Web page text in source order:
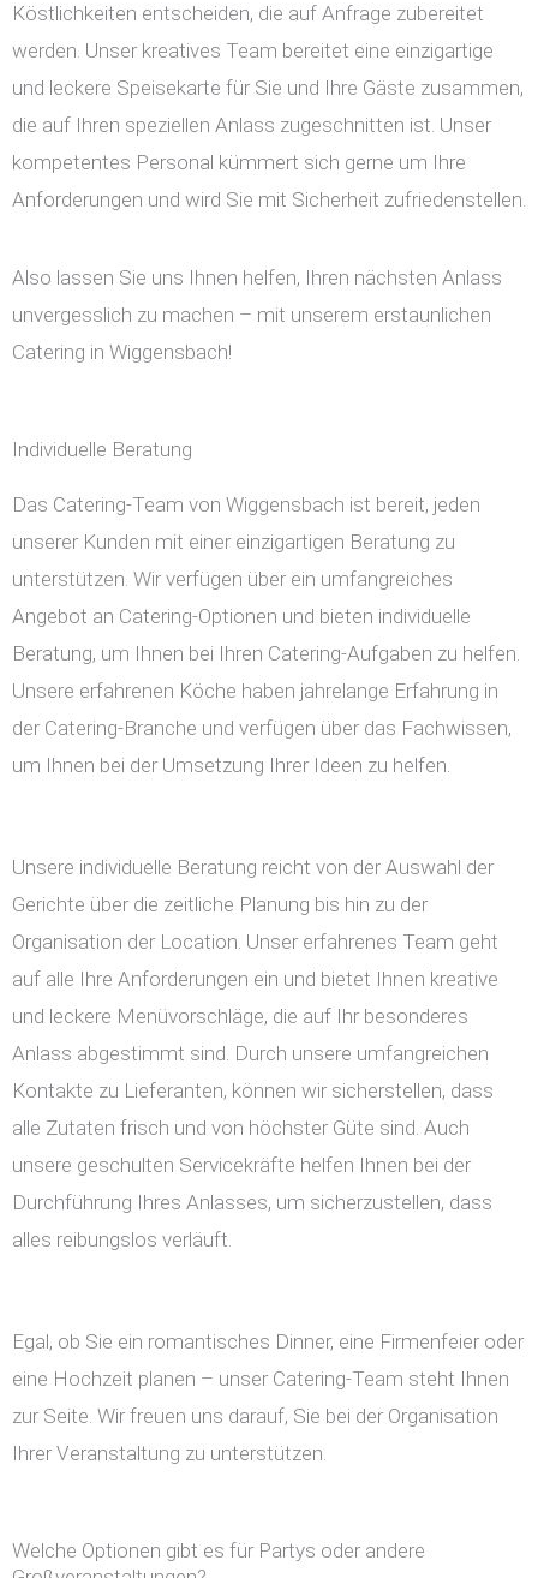
Köstlichkeiten entscheiden, die auf Anfrage zubereitet
werden. Unser kreatives Team bereitet eine einzigartige
und leckere Speisekarte für Sie und Ihre Gäste zusammen,
die auf Ihren speziellen Anlass zugeschnitten ist. Unser
kompetentes Personal kümmert sich gerne um Ihre
Anforderungen und wird Sie mit Sicherheit zufriedenstellen.
Also lassen Sie uns Ihnen helfen, Ihren nächsten Anlass
unvergesslich zu machen – mit unserem erstaunlichen
Catering in Wiggensbach!
Individuelle Beratung
Das Catering-Team von Wiggensbach ist bereit, jeden
unserer Kunden mit einer einzigartigen Beratung zu
unterstützen. Wir verfügen über ein umfangreiches
Angebot an Catering-Optionen und bieten individuelle
Beratung, um Ihnen bei Ihren Catering-Aufgaben zu helfen.
Unsere erfahrenen Köche haben jahrelange Erfahrung in
der Catering-Branche und verfügen über das Fachwissen,
um Ihnen bei der Umsetzung Ihrer Ideen zu helfen.
Unsere individuelle Beratung reicht von der Auswahl der
Gerichte über die zeitliche Planung bis hin zu der
Organisation der Location. Unser erfahrenes Team geht
auf alle Ihre Anforderungen ein und bietet Ihnen kreative
und leckere Menüvorschläge, die auf Ihr besonderes
Anlass abgestimmt sind. Durch unsere umfangreichen
Kontakte zu Lieferanten, können wir sicherstellen, dass
alle Zutaten frisch und von höchster Güte sind. Auch
unsere geschulten Servicekräfte helfen Ihnen bei der
Durchführung Ihres Anlasses, um sicherzustellen, dass
alles reibungslos verläuft.
Egal, ob Sie ein romantisches Dinner, eine Firmenfeier oder
eine Hochzeit planen – unser Catering-Team steht Ihnen
zur Seite. Wir freuen uns darauf, Sie bei der Organisation
Ihrer Veranstaltung zu unterstützen.
Welche Optionen gibt es für Partys oder andere